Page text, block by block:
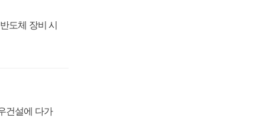
도체 장비 시
건설에 다가